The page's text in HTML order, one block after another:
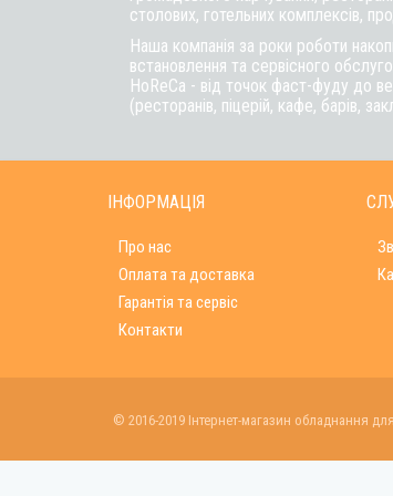
столових, готельних комплексів,
Наша компанія за роки роботи
встановлення та сервісного
HoReCa - від точок фаст-фуду до
(ресторанів, піцерій, кафе, барів,
ІНФОРМАЦІЯ
Про нас
Оплата та доставка
Гарантія та сервіс
Контакти
© 2016-2019 Інтернет-магазин обладнання